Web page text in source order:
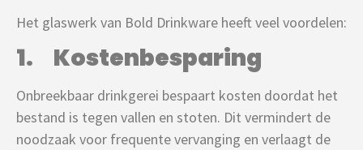
Het glaswerk van Bold Drinkware heeft veel voordelen:
1. Kostenbesparing
Onbreekbaar drinkgerei bespaart kosten doordat het
bestand is tegen vallen en stoten. Dit vermindert de
noodzaak voor frequente vervanging en verlaagt de